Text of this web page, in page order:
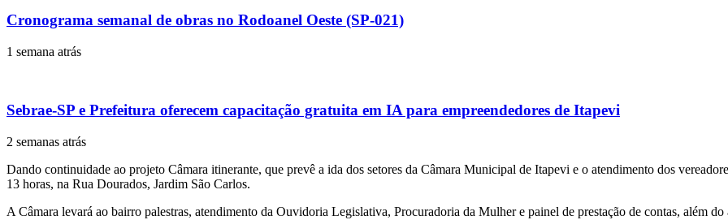
Cronograma semanal de obras no Rodoanel Oeste (SP-021)
1 semana atrás
Sebrae-SP e Prefeitura oferecem capacitação gratuita em IA para empreendedores de Itapevi
2 semanas atrás
Dando continuidade ao projeto Câmara itinerante, que prevê a ida dos setores da Câmara Municipal de Itapevi e o atendimento dos
13 horas, na Rua Dourados, Jardim São Carlos.
A Câmara levará ao bairro palestras, atendimento da Ouvidoria Legislativa, Procuradoria da Mulher e painel de prestação de contas, além do